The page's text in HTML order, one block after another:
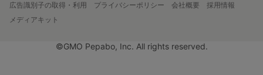
広告識別子の取得・利用
プライバシーポリシー 会社概要
採用情報
メディアキット
©GMO Pepabo, Inc. All rights reserved.